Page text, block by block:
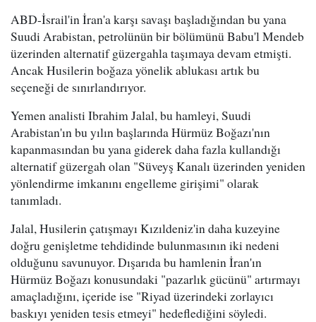
ABD-İsrail'in İran'a karşı savaşı başladığından bu yana
Suudi Arabistan, petrolünün bir bölümünü Babu'l Mendeb
üzerinden alternatif güzergahla taşımaya devam etmişti.
Ancak Husilerin boğaza yönelik ablukası artık bu
seçeneği de sınırlandırıyor.
Yemen analisti Ibrahim Jalal, bu hamleyi, Suudi
Arabistan'ın bu yılın başlarında Hürmüz Boğazı'nın
kapanmasından bu yana giderek daha fazla kullandığı
alternatif güzergah olan "Süveyş Kanalı üzerinden yeniden
yönlendirme imkanını engelleme girişimi" olarak
tanımladı.
Jalal, Husilerin çatışmayı Kızıldeniz'in daha kuzeyine
doğru genişletme tehdidinde bulunmasının iki nedeni
olduğunu savunuyor. Dışarıda bu hamlenin İran'ın
Hürmüz Boğazı konusundaki "pazarlık gücünü" artırmayı
amaçladığını, içeride ise "Riyad üzerindeki zorlayıcı
baskıyı yeniden tesis etmeyi" hedeflediğini söyledi.